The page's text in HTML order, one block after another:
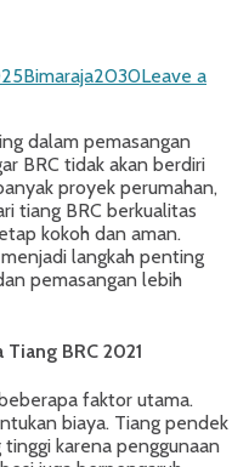
Author
Bimaraja2030Leave a
dalam pemasangan
BRC tidak akan berdiri
proyek perumahan,
tiang BRC berkualitas
kokoh dan aman.
langkah penting
pemasangan lebih
BRC 2021
faktor utama.
biaya. Tiang pendek
karena penggunaan